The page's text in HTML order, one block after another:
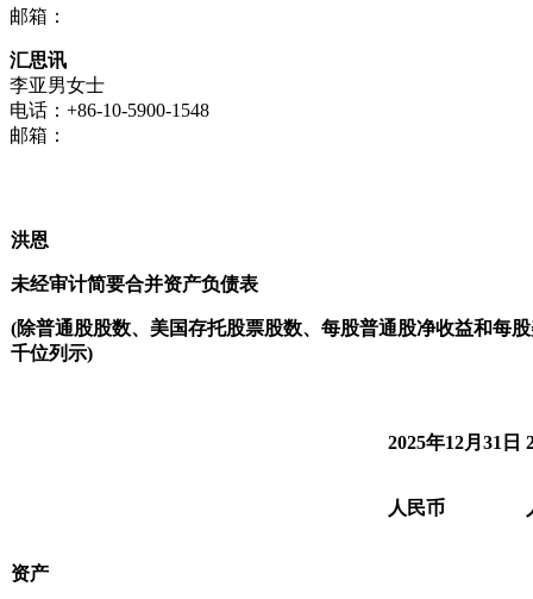
邮箱：
汇思讯
李亚男女士
电话：+86-10-5900-1548
邮箱：
洪恩
未经审计简要合并资产负债表
(除普通股股数、美国存托股票股数、每股普通股净收益和每
千位列示)
2025年12月31日
人民币
资产